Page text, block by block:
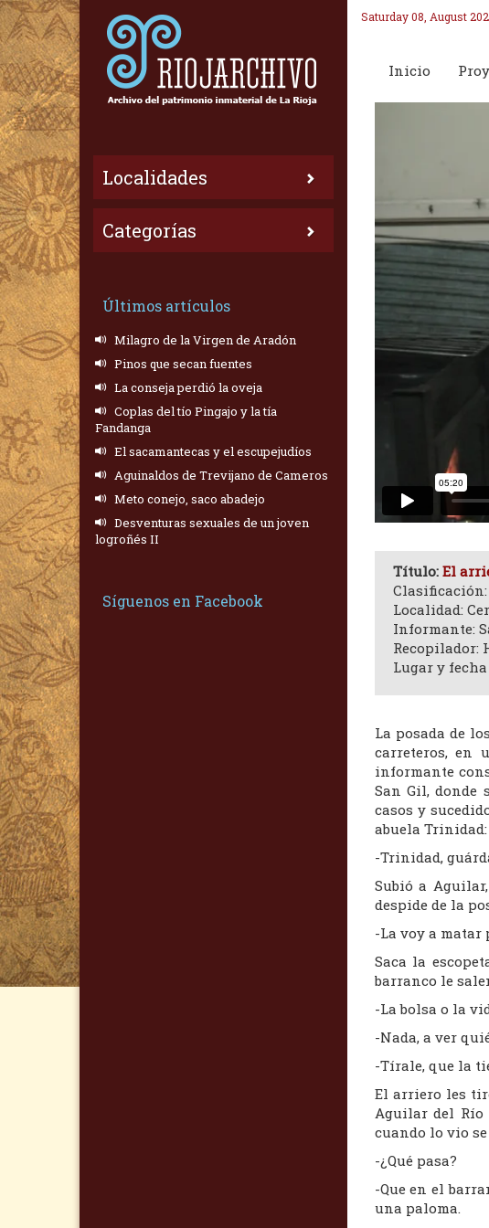
Localidades
Categorías
Últimos artículos
Milagro de la Virgen de Aradón
Pinos que secan fuentes
La conseja perdió la oveja
Coplas del tío Pingajo y la tía
Fandanga
El sacamantecas y el escupejudíos
Aguinaldos de Trevijano de Cameros
Meto conejo, saco abadejo
Desventuras sexuales de un joven
logroñés II
Síguenos en Facebook
Saturday 08, August
Inicio
Título: El
Localidad:
Informante:
Recopilador:
Lugar y fecha
La posada de
carreteros, en
informante
San Gil, donde
casos y
abuela Trinidad:
-Trinidad,
Subió a
despide de la
-La voy a
Saca la
barranco le
-La bolsa o la
-Nada, a ver
-Tírale, que la
El arriero les
Aguilar del Río
cuando lo vio
-¿Qué pasa?
-Que en el
una paloma.